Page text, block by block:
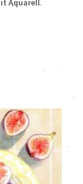
Aquarell.